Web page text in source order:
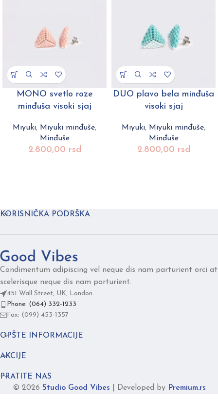
MONO svetlo roze
minđuša visoki sjaj
Miyuki, Miyuki minđuše,
Minđuše
2.800,00 rsd
DUO plavo bela minđuša
visoki sjaj
Miyuki, Miyuki minđuše,
Minđuše
2.800,00 rsd
KORISNIČKA PODRŠKA
Condimentum adipiscing vel neque dis nam parturient orci at
scelerisque neque dis nam parturient.
451 Wall Street, UK, London
Phone: (064) 332-1233
Fax: (099) 453-1357
OPŠTE INFORMACIJE
AKCIJE
PRATITE NAS
© 2026 Studio Good Vibes Developed by Premium.rs